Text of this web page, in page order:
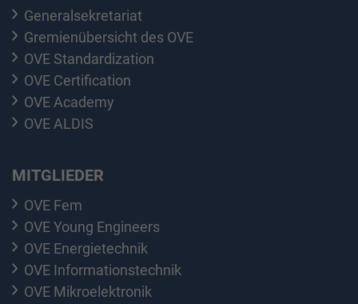
Generalsekretariat
Gremienübersicht des OVE
OVE Standardization
OVE Certification
OVE Academy
OVE ALDIS
MITGLIEDER
OVE Fem
OVE Young Engineers
OVE Energietechnik
OVE Informationstechnik
OVE Mikroelektronik